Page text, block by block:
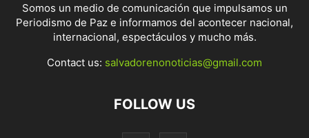
Somos un medio de comunicación que impulsamos un
Periodismo de Paz e informamos del acontecer nacional,
internacional, espectáculos y mucho más.
Contact us: salvadorenonoticias@gmail.com
FOLLOW US